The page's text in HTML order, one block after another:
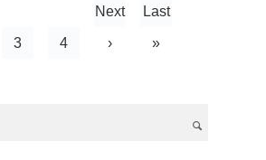
3 4
Next
›
Last
»